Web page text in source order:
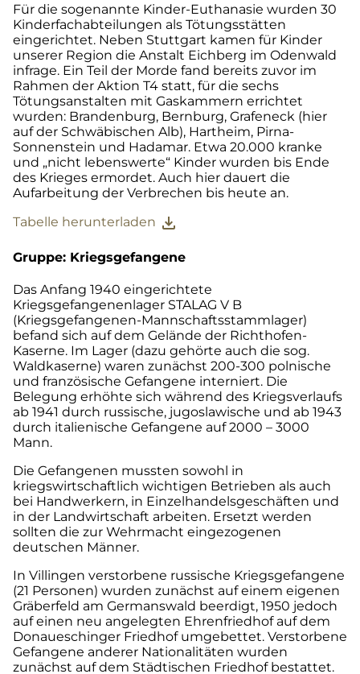
Für die sogenannte Kinder-Euthanasie wurden 30
Kinderfachabteilungen als Tötungsstätten
eingerichtet. Neben Stuttgart kamen für Kinder
unserer Region die Anstalt Eichberg im Odenwald
infrage. Ein Teil der Morde fand bereits zuvor im
Rahmen der Aktion T4 statt, für die sechs
Tötungsanstalten mit Gaskammern errichtet
wurden: Brandenburg, Bernburg, Grafeneck (hier
auf der Schwäbischen Alb), Hartheim, Pirna-
Sonnenstein und Hadamar. Etwa 20.000 kranke
und „nicht lebenswerte“ Kinder wurden bis Ende
des Krieges ermordet. Auch hier dauert die
Aufarbeitung der Verbrechen bis heute an.
Tabelle herunterladen download
Gruppe: Kriegsgefangene
Das Anfang 1940 eingerichtete
Kriegsgefangenenlager STALAG V B
(Kriegsgefangenen-Mannschaftsstammlager)
befand sich auf dem Gelände der Richthofen-
Kaserne. Im Lager (dazu gehörte auch die sog.
Waldkaserne) waren zunächst 200-300 polnische
und französische Gefangene interniert. Die
Belegung erhöhte sich während des Kriegsverlaufs
ab 1941 durch russische, jugoslawische und ab 1943
durch italienische Gefangene auf 2000 – 3000
Mann.
Die Gefangenen mussten sowohl in
kriegswirtschaftlich wichtigen Betrieben als auch
bei Handwerkern, in Einzelhandelsgeschäften und
in der Landwirtschaft arbeiten. Ersetzt werden
sollten die zur Wehrmacht eingezogenen
deutschen Männer.
In Villingen verstorbene russische Kriegsgefangene
(21 Personen) wurden zunächst auf einem eigenen
Gräberfeld am Germanswald beerdigt, 1950 jedoch
auf einen neu angelegten Ehrenfriedhof auf dem
Donaueschinger Friedhof umgebettet. Verstorbene
Gefangene anderer Nationalitäten wurden
zunächst auf dem Städtischen Friedhof bestattet.